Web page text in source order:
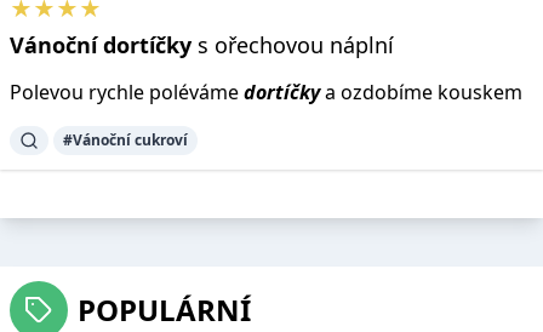
★★★★
Vánoční dortíčky s ořechovou náplní
Polevou rychle polévámedortíčkya ozdobíme kouskem
#Vánoční cukroví
POPULÁRNÍ